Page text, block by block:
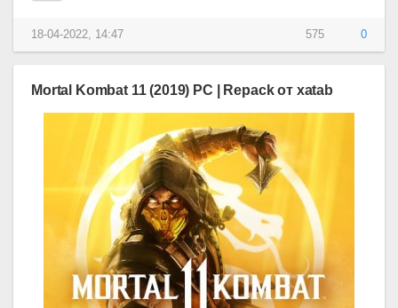
575 0
18-04-2022, 14:47
Mortal Kombat 11 (2019) PC | Repack от xatab